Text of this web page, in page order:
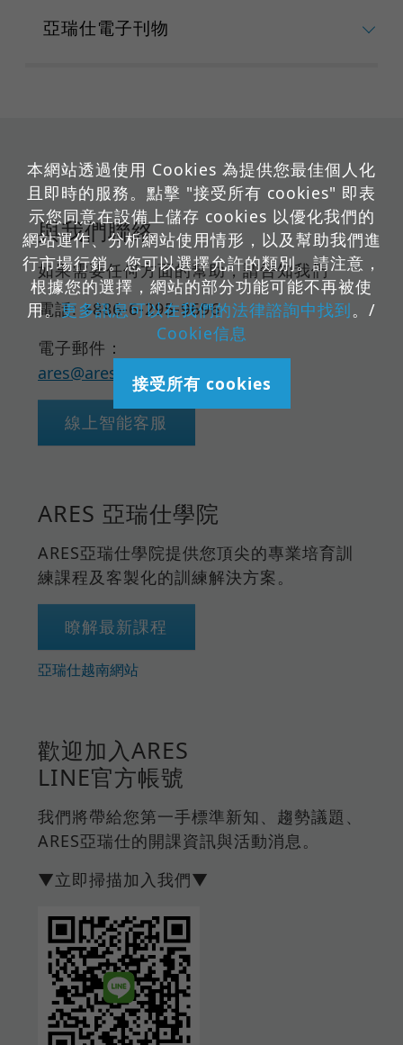
亞瑞仕電子刊物
與我們聯絡
如果需要任何方面的幫助，請告知我們
電話: +886-6-295-9696
電子郵件：
ares@ares-cert.com
線上智能客服
ARES 亞瑞仕學院
ARES亞瑞仕學院提供您頂尖的專業培育訓
練課程及客製化的訓練解決方案。
瞭解最新課程
亞瑞仕越南網站
歡迎加入ARES
LINE官方帳號
我們將帶給您第一手標準新知、趨勢議題、
ARES亞瑞仕的開課資訊與活動消息。
▼立即掃描加入我們▼
本網站透過使用 Cookies 為提供您最佳個人化
且即時的服務。點擊 "接受所有 cookies" 即表
示您同意在設備上儲存 cookies 以優化我們的
網站運作、分析網站使用情形，以及幫助我們進
行市場行銷。您可以選擇允許的類別。請注意，
根據您的選擇，網站的部分功能可能不再被使
用。更多訊息可以在我們的法律諮詢中找到。/
Cookie信息
接受所有 cookies